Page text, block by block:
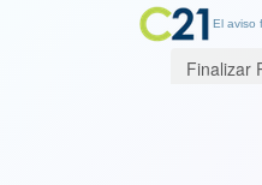
El aviso
Finalizar